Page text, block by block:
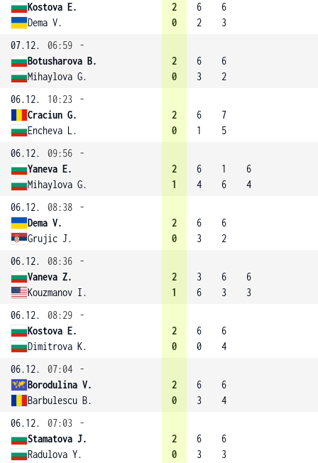
Kostova E.
Dema V.
2
0
6
2
6
3
07.12.
06:59
-
Botusharova B.
Mihaylova G.
2
0
6
3
6
2
06.12.
10:23
-
Craciun G.
Encheva L.
2
0
6
1
7
5
06.12.
09:56
-
Yaneva E.
Mihaylova G.
2
1
6
4
1
6
6
4
06.12.
08:38
-
Dema V.
Grujic J.
2
0
6
3
6
2
06.12.
08:36
-
Vaneva Z.
Kouzmanov I.
2
1
3
6
6
3
6
3
06.12.
08:29
-
Kostova E.
Dimitrova K.
2
0
6
0
6
4
06.12.
07:04
-
Borodulina V.
Barbulescu B.
2
0
6
3
6
4
06.12.
07:03
-
Stamatova J.
Radulova Y.
2
0
6
3
6
3